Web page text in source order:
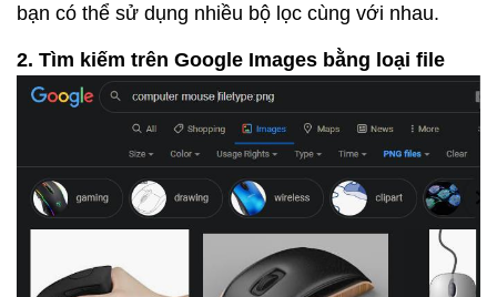
bạn có thể sử dụng nhiều bộ lọc cùng với nhau.
2. Tìm kiếm trên Google Images bằng loại file